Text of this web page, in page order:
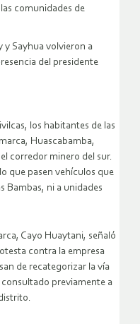
comunidades de
y Sayhua volvieron a
del presidente
los habitantes de las
Huascabamba,
corredor minero del sur.
que pasen vehículos que
Bambas, ni a unidades
Cayo Huaytani, señaló
contra la empresa
de recategorizar la vía
previamente a